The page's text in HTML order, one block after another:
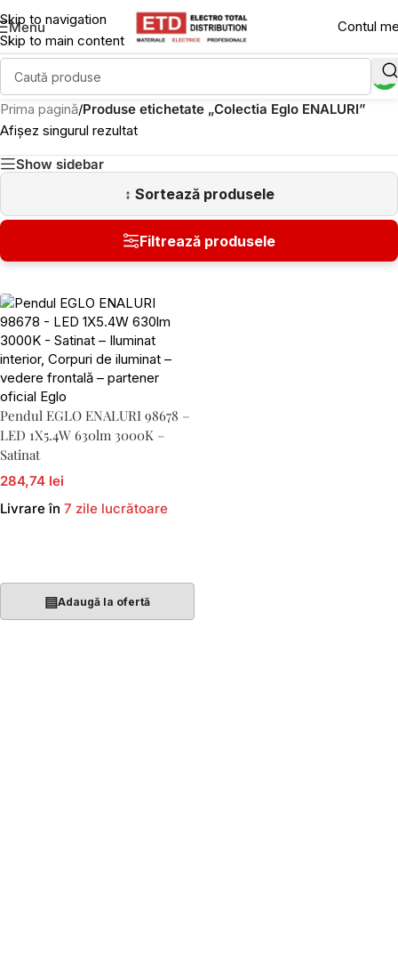
Skip to navigation
Skip to main content
Menu Contul
Prima pagină/Produse etichetate „Colectia Eglo ENALURI”
Afișez singurul rezultat
Show sidebar
Pendul EGLO ENALURI 98678 –
LED 1X5.4W 630lm 3000K –
Satinat
284,74 lei
Livrare în 7 zile lucrătoare
▤Adaugă la ofertă